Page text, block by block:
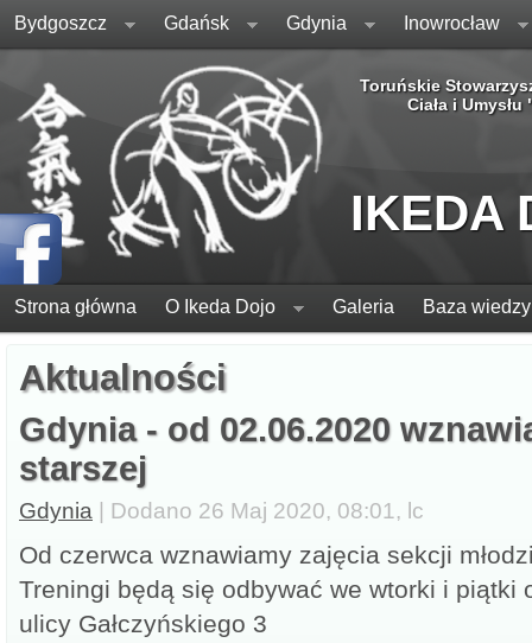
Bydgoszcz Gdańsk Gdynia Inowrocław
Toruńskie
Ciała i Umysłu
IKEDA
Strona główna O Ikeda Dojo Galeria Baza wiedzy
Aktualności
Gdynia - od 02.06.2020
starszej
Gdynia | Dodano 26 Maj 2020, 08:01, lc
Od czerwca wznawiamy zajęcia sekcji
Treningi będą się odbywać we wtorki i piątki
ulicy Gałczyńskiego 3